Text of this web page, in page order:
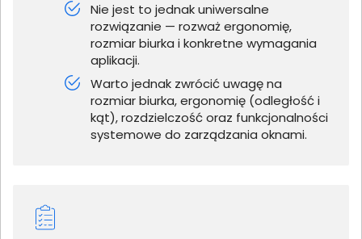
Nie jest to jednak uniwersalne
rozwiązanie — rozważ ergonomię,
rozmiar biurka i konkretne wymagania
aplikacji.
Warto jednak zwrócić uwagę na
rozmiar biurka, ergonomię (odległość i
kąt), rozdzielczość oraz funkcjonalności
systemowe do zarządzania oknami.